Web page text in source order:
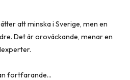
att minska i Sverige, men en
Det är oroväckande, menar en
fortfarande...